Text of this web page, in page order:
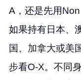
A，还是先用
如果持有日本、
国、 加拿大或美
步看O-X。不同